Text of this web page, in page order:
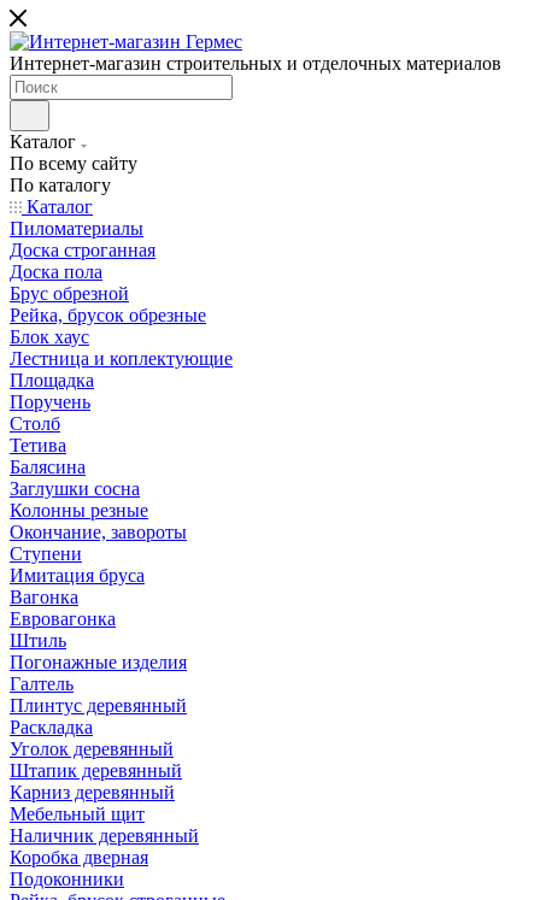
Интернет-магазин строительных и отделочных материалов
Каталог
По всему сайту
По каталогу
Каталог
Пиломатериалы
Доска строганная
Доска пола
Брус обрезной
Рейка, брусок обрезные
Блок хаус
Лестница и коплектующие
Площадка
Поручень
Столб
Тетива
Балясина
Заглушки сосна
Колонны резные
Окончание, завороты
Ступени
Имитация бруса
Вагонка
Евровагонка
Штиль
Погонажные изделия
Галтель
Плинтус деревянный
Раскладка
Уголок деревянный
Штапик деревянный
Карниз деревянный
Мебельный щит
Наличник деревянный
Коробка дверная
Подоконники